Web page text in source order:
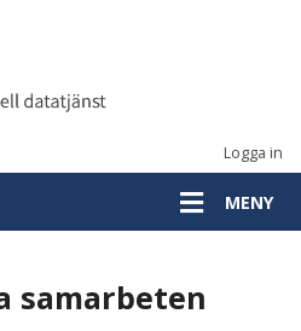
Logga in
MENY
samarbeten